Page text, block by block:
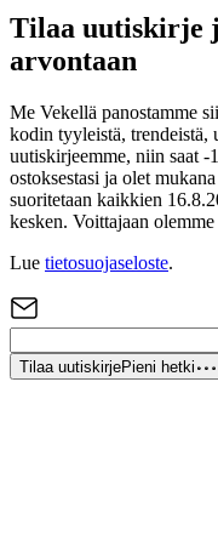
Tilaa uutiskirje
arvontaan
Me Vekellä panostamme
kodin tyyleistä, trendeistä,
uutiskirjeemme, niin saat -
ostoksestasi ja olet
suoritetaan kaikkien
kesken. Voittajaan
Lue tietosuojaseloste.
Tilaa uutiskirjePieni hetki